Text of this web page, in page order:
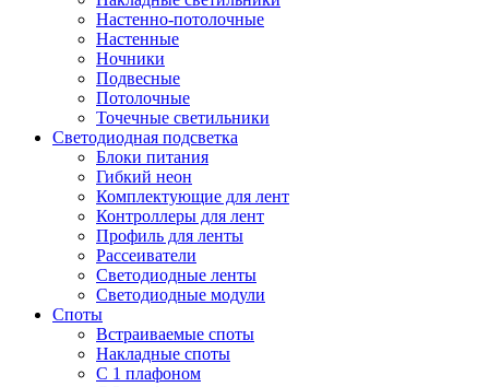
Настенно-потолочные
Настенные
Ночники
Подвесные
Потолочные
Точечные светильники
Светодиодная подсветка
Блоки питания
Гибкий неон
Комплектующие для лент
Контроллеры для лент
Профиль для ленты
Рассеиватели
Светодиодные ленты
Светодиодные модули
Споты
Встраиваемые споты
Накладные споты
С 1 плафоном